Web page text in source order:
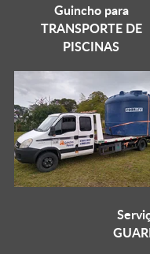
Guincho para
TRANSPORTE DE
PISCINAS